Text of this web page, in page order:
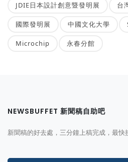
JDIE日本設計創意暨發明展 台
國際發明展 中國文化大學
Microchip 永春分館
NEWSBUFFET 新聞稿自助吧
新聞稿的好去處，三分鐘上稿完成，最快